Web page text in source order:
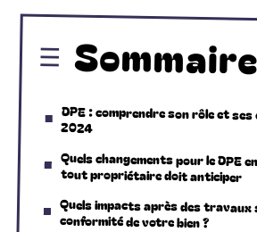
Sommaire
DPE : comprendre son rôle et
2024
Quels changements pour le DPE
tout propriétaire doit anticiper
Quels impacts après des
conformité de votre bien ?